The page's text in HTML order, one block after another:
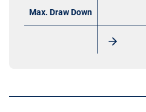
Max. Draw Down